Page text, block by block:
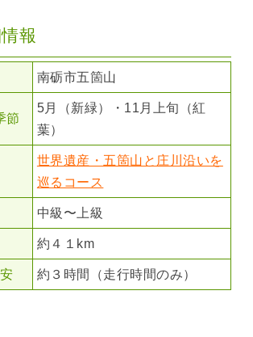
報
南砺市五箇山
節
5月（新緑）・11月上旬（紅
葉）
世界遺産・五箇山と庄川沿いを
巡るコース
中級〜上級
約４１km
約３時間（走行時間のみ）